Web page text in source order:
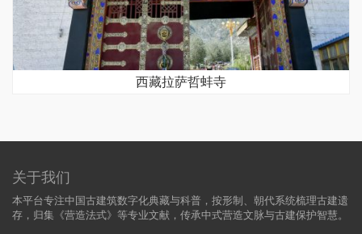
西藏拉萨哲蚌寺
关于我们
本平台专注中国古建筑数字化典藏与科普，按形制、朝代系统梳理古建遗
存，归集《营造法式》等专业文献，传承中式营造文脉与古建保护智慧。